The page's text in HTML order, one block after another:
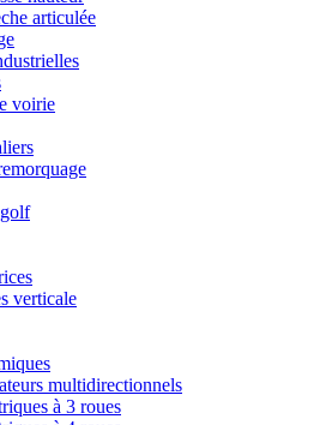
articulée
voirie
verticale
multidirectionnels
à 3 roues